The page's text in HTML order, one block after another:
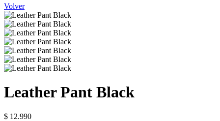
Volver
Leather Pant Black
$ 12.990